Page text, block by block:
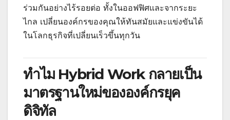
ร่วมกันอย่างไร้รอยต่อ ทั้งในออฟฟิศและจากระยะ
ไกล เปลี่ยนองค์กรของคุณให้ทันสมัยและแข่งขันได้
ในโลกธุรกิจที่เปลี่ยนเร็วขึ้นทุกวัน
ทำไม Hybrid Work กลายเป็น
มาตรฐานใหม่ขององค์กรยุค
ดิจิทัล